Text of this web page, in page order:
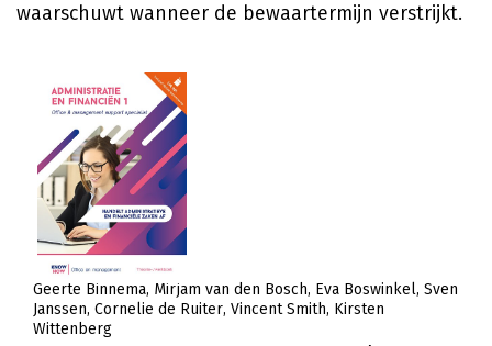
waarschuwt wanneer de bewaartermijn verstrijkt.
Geerte Binnema Mirjam van den Bosch Eva Boswinkel Sven
Janssen Cornelie de Ruiter Vincent Smith Kirsten
Wittenberg